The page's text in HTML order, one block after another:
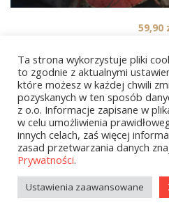
Siemowit Zacny. Cykl
59,90
1 2 …
Ta strona wykorzystuje pliki
to zgodnie z aktualnymi
które możesz w każdej chwili
pozyskanych w ten sposób
z o.o. Informacje zapisane w
w celu umożliwienia
innych celach, zaś więcej
zasad przetwarzania danych
Prywatności.
Ustawienia zaawansowane